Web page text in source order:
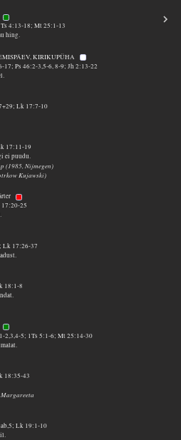
4:13-18; Mt 25:1-13
hing.
KIRIKUPÜHA
Ps 46:2-3,5-6, 8-9; Jh 2:13-22
Lk 17:7-10
17:11-19
ei puudu.
(1985, Nijmegen)
Kujawski)
17:20-25
Lk 17:26-37
18:1-8
2,3,4-5; 1Ts 5:1-6; Mt 25:14-30
18:35-43
Lk 19:1-10